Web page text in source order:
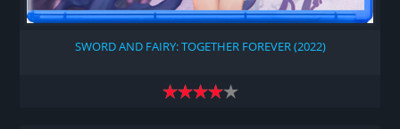
SWORD AND FAIRY: TOGETHER FOREVER (2022)